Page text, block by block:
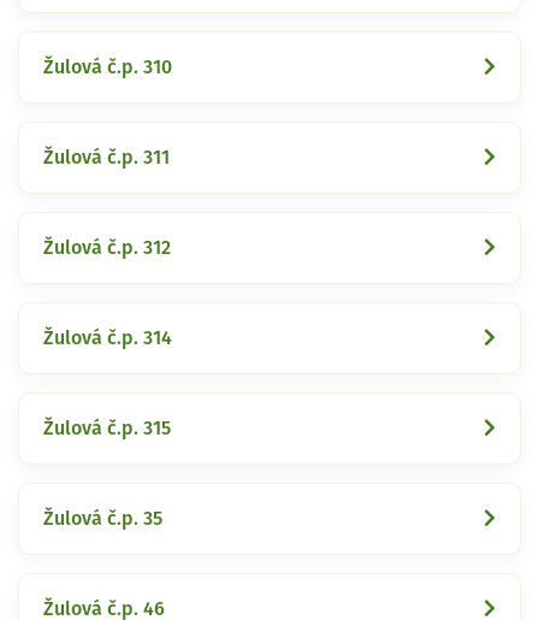
Žulová č.p. 310
Žulová č.p. 311
Žulová č.p. 312
Žulová č.p. 314
Žulová č.p. 315
Žulová č.p. 35
Žulová č.p. 46